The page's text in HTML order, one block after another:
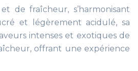
de fraîcheur, s’harmonisant
et légèrement acidulé, sa
intenses et exotiques de
offrant une expérience